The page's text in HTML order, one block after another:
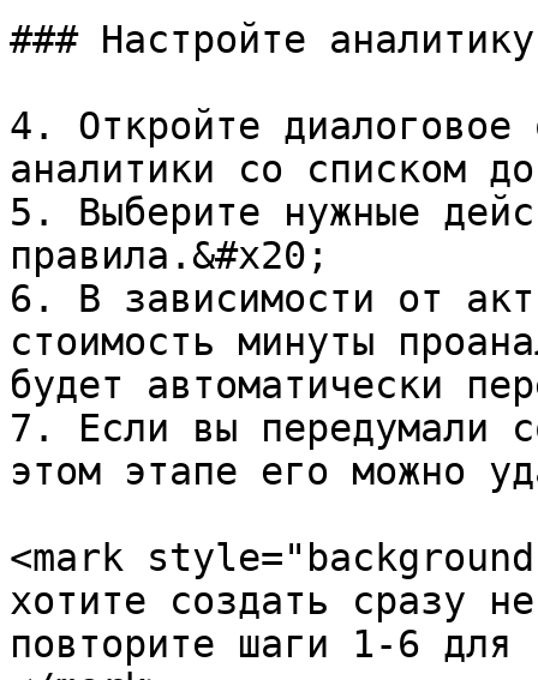
### Настройте
4. Откройте диалоговое
аналитики со списком
5. Выберите нужные
правила.&#x20;
6. В зависимости от
стоимость минуты
будет автоматически
7. Если вы передумали
этом этапе его можно
<mark
хотите создать сразу
повторите шаги 1-6 для